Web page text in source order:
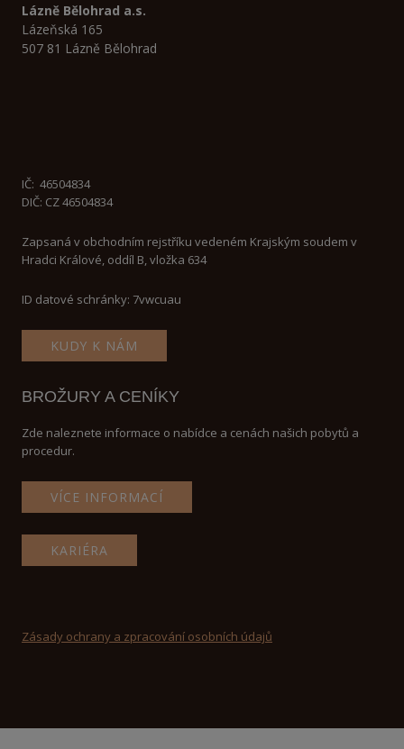
Lázně Bělohrad a.s.
Lázeňská 165
507 81 Lázně Bělohrad
IČ: 46504834
DIČ: CZ 46504834
Zapsaná v obchodním rejstříku vedeném Krajským soudem v
Hradci Králové, oddíl B, vložka 634
ID datové schránky: 7vwcuau
KUDY K NÁM
BROŽURY A CENÍKY
Zde naleznete informace o nabídce a cenách našich pobytů a
procedur.
VÍCE INFORMACÍ
KARIÉRA
Zásady ochrany a zpracování osobních údajů